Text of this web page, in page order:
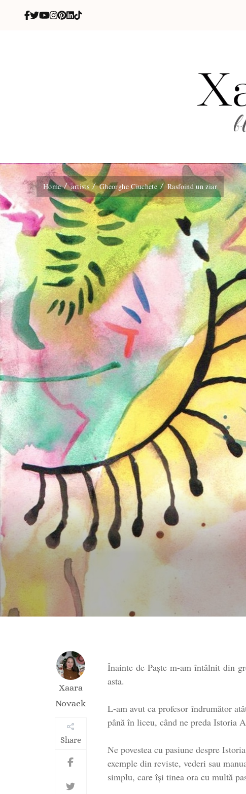
Home artists Gheorghe Ciuchete Rasfoind un ziar
Xaara
Novack
Share
Înainte de Paşte m-am întâlnit din
asta.
L-am avut ca profesor îndrumător
până în liceu, când ne preda Istoria
Ne povestea cu pasiune despre
exemple din reviste, vederi sau
simplu, care își tinea ora cu multă